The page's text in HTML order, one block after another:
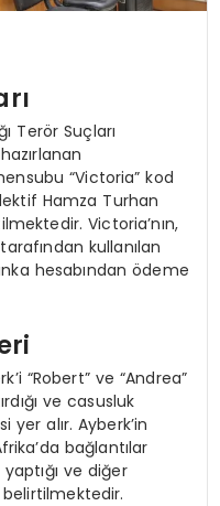
Terör Suçları
“Victoria” kod
Hamza Turhan
Victoria’nın,
kullanılan
hesabından ödeme
“Robert” ve “Andrea”
ve casusluk
alır. Ayberk’in
bağlantılar
ve diğer